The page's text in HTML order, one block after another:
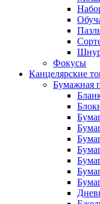
Фокусы
Канцелярские
Бумажная